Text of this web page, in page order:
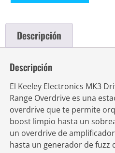
Descripción
Descripción
El Keeley Electronics MK3
Range Overdrive es una
overdrive que te permite
boost limpio hasta un
un overdrive de
hasta un generador de fuzz